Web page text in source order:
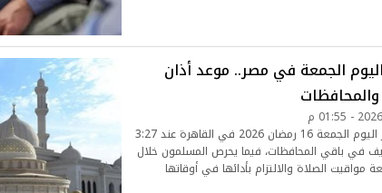
الجمعة في مصر.. موعد أذان
يأتي موعد أذان العصر اليوم الجمعة 16 رمضان 2026 في القاهرة عند 3:27
في باقي المحافظات، فيما يحرص المسلمون خلال
الصلاة والالتزام بأدائها في أوقاتها